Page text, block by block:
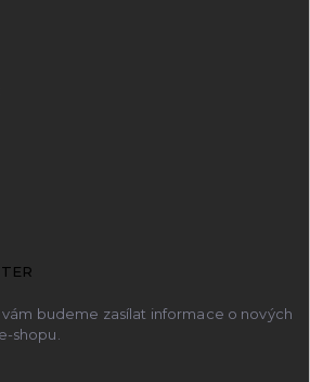
budeme zasílat informace o nových
shopu.